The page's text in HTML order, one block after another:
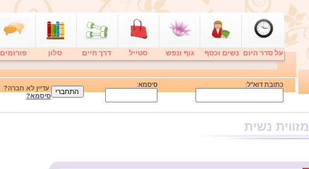
על סדר היום נשים וכסף גוף ונפש סטייל דרך חיים סלון פורומים
כתובת דוא"ל: סיסמא: עדיין לא חברה?
סיסמא?
מזווית נשית